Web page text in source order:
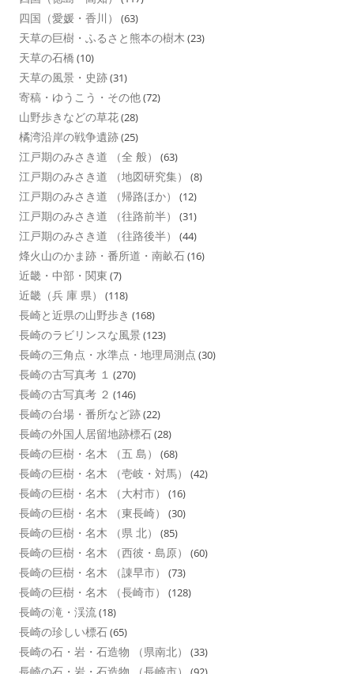
四国（愛媛・香川） (63)
天草の巨樹・ふるさと熊本の樹木 (23)
天草の石橋 (10)
天草の風景・史跡(31)
寄稿・ゆうこう・その他(72)
山野歩きなどの草花(28)
橘湾沿岸の戦争遺跡(25)
江戸期のみさき道 （全 般） (63)
江戸期のみさき道 （地図研究集） (8)
江戸期のみさき道 （帰路ほか） (12)
江戸期のみさき道 （往路前半） (31)
江戸期のみさき道 （往路後半） (44)
烽火山のかま跡・番所道・南畝石(16)
近畿・中部・関東 (7)
近畿（兵 庫 県） (118)
長崎と近県の山野歩き (168)
長崎のラビリンスな風景 (123)
長崎の三角点・水準点・地理局測点 (30)
長崎の古写真考 １ (270)
長崎の古写真考 ２ (146)
長崎の台場・番所など跡(22)
長崎の外国人居留地跡標石(28)
長崎の巨樹・名木 （五 島） (68)
長崎の巨樹・名木 （壱岐・対馬） (42)
長崎の巨樹・名木 （大村市） (16)
長崎の巨樹・名木 （東長崎） (30)
長崎の巨樹・名木 （県 北） (85)
長崎の巨樹・名木 （西彼・島原） (60)
長崎の巨樹・名木 （諌早市） (73)
長崎の巨樹・名木 （長崎市） (128)
長崎の滝・渓流(18)
長崎の珍しい標石(65)
長崎の石・岩・石造物 （県南北） (33)